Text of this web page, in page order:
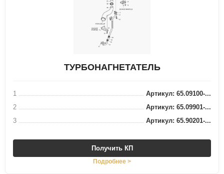
ТУРБОНАГНЕТАТЕЛЬ
1
Артикул: 65.09100-...
2
Артикул: 65.09901-...
3
Артикул: 65.90201-...
Получить КП
Подробнее >